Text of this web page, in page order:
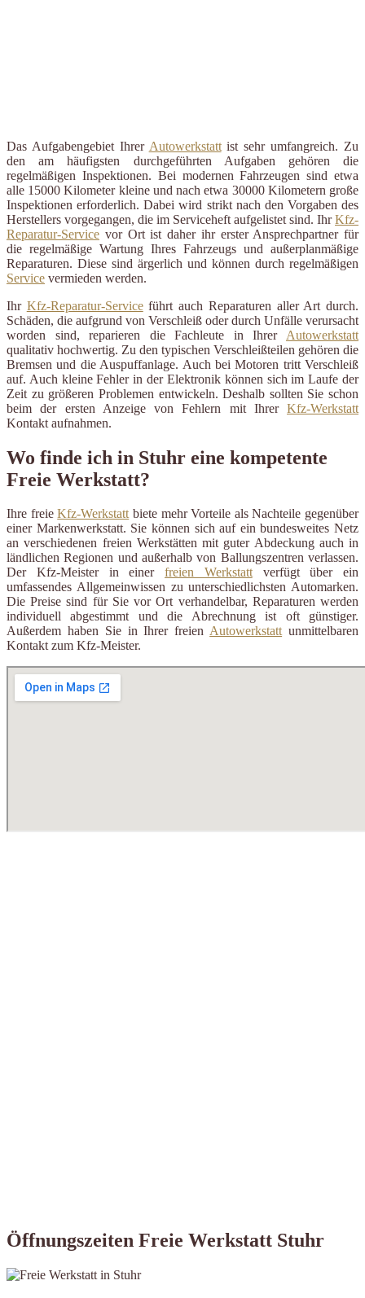
Das Aufgabengebiet Ihrer Autowerkstattist sehr umfangreich. Zu
den am häufigsten durchgeführten Aufgaben gehören die
regelmäßigen Inspektionen. Bei modernen Fahrzeugen sind etwa
alle 15000 Kilometer kleine und nach etwa 30000 Kilometern große
Inspektionen erforderlich. Dabei wird strikt nach den Vorgaben des
Herstellers vorgegangen, die im Serviceheft aufgelistet sind. IhrKfz-
Reparatur-Service vor Ort ist daher ihr erster Ansprechpartner für
die regelmäßige Wartung Ihres Fahrzeugs und außerplanmäßige
Reparaturen. Diese sind ärgerlich und können durch regelmäßigen
Service vermieden werden.
Ihr Kfz-Reparatur-Serviceführt auch Reparaturen aller Art durch.
Schäden, die aufgrund von Verschleiß oder durch Unfälle verursacht
worden sind, reparieren die Fachleute in Ihrer Autowerkstatt
qualitativ hochwertig. Zu den typischen Verschleißteilen gehören die
Bremsen und die Auspuffanlage. Auch bei Motoren tritt Verschleiß
auf. Auch kleine Fehler in der Elektronik können sich im Laufe der
Zeit zu größeren Problemen entwickeln. Deshalb sollten Sie schon
beim der ersten Anzeige von Fehlern mit Ihrer Kfz-Werkstatt
Kontakt aufnahmen.
Wo finde ich in Stuhr eine kompetente
Freie Werkstatt?
Ihre freieKfz-Werkstattbiete mehr Vorteile als Nachteile gegenüber
einer Markenwerkstatt. Sie können sich auf ein bundesweites Netz
an verschiedenen freien Werkstätten mit guter Abdeckung auch in
ländlichen Regionen und außerhalb von Ballungszentren verlassen.
Der Kfz-Meister in einer freien Werkstattverfügt über ein
umfassendes Allgemeinwissen zu unterschiedlichsten Automarken.
Die Preise sind für Sie vor Ort verhandelbar, Reparaturen werden
individuell abgestimmt und die Abrechnung ist oft günstiger.
Außerdem haben Sie in Ihrer freienAutowerkstattunmittelbaren
Kontakt zum Kfz-Meister.
Öffnungszeiten Freie Werkstatt Stuhr